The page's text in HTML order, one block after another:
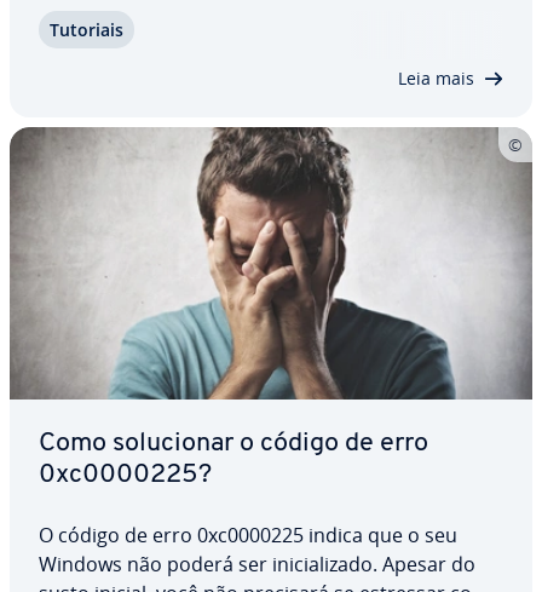
por exemplo. Embora não seja sério, esse código
Tutoriais
Leia mais
Como so­lu­ci­o­nar o código de erro
0xc0000225?
O código de erro 0xc0000225 indica que o seu
Windows não poderá ser ini­ci­a­li­zado. Apesar do